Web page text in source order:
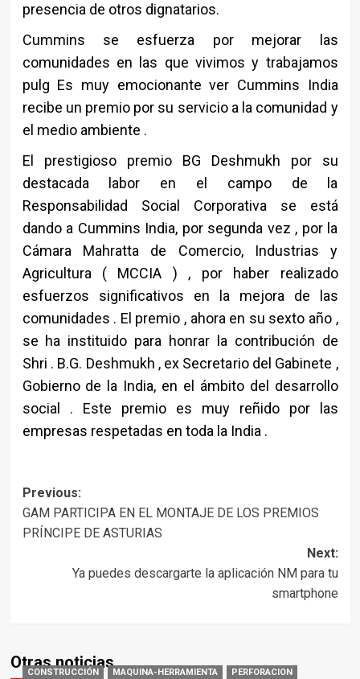
presencia de otros dignatarios.
Cummins se esfuerza por mejorar las
comunidades en las que vivimos y trabajamos
pulg Es muy emocionante ver Cummins India
recibe un premio por su servicio a la comunidad y
el medio ambiente .
El prestigioso premio BG Deshmukh por su
destacada labor en el campo de la
Responsabilidad Social Corporativa se está
dando a Cummins India, por segunda vez , por la
Cámara Mahratta de Comercio, Industrias y
Agricultura ( MCCIA ) , por haber realizado
esfuerzos significativos en la mejora de las
comunidades . El premio , ahora en su sexto año ,
se ha instituido para honrar la contribución de
Shri . B.G. Deshmukh , ex Secretario del Gabinete ,
Gobierno de la India, en el ámbito del desarrollo
social . Este premio es muy reñido por las
empresas respetadas en toda la India .
Post
navigation
Previous:
GAM PARTICIPA EN EL MONTAJE DE LOS PREMIOS
PRÍNCIPE DE ASTURIAS
Next:
Ya puedes descargarte la aplicación NM para tu
smartphone
Otras noticias
CONSTRUCCIÓN MAQUINA-HERRAMIENTA PERFORACION